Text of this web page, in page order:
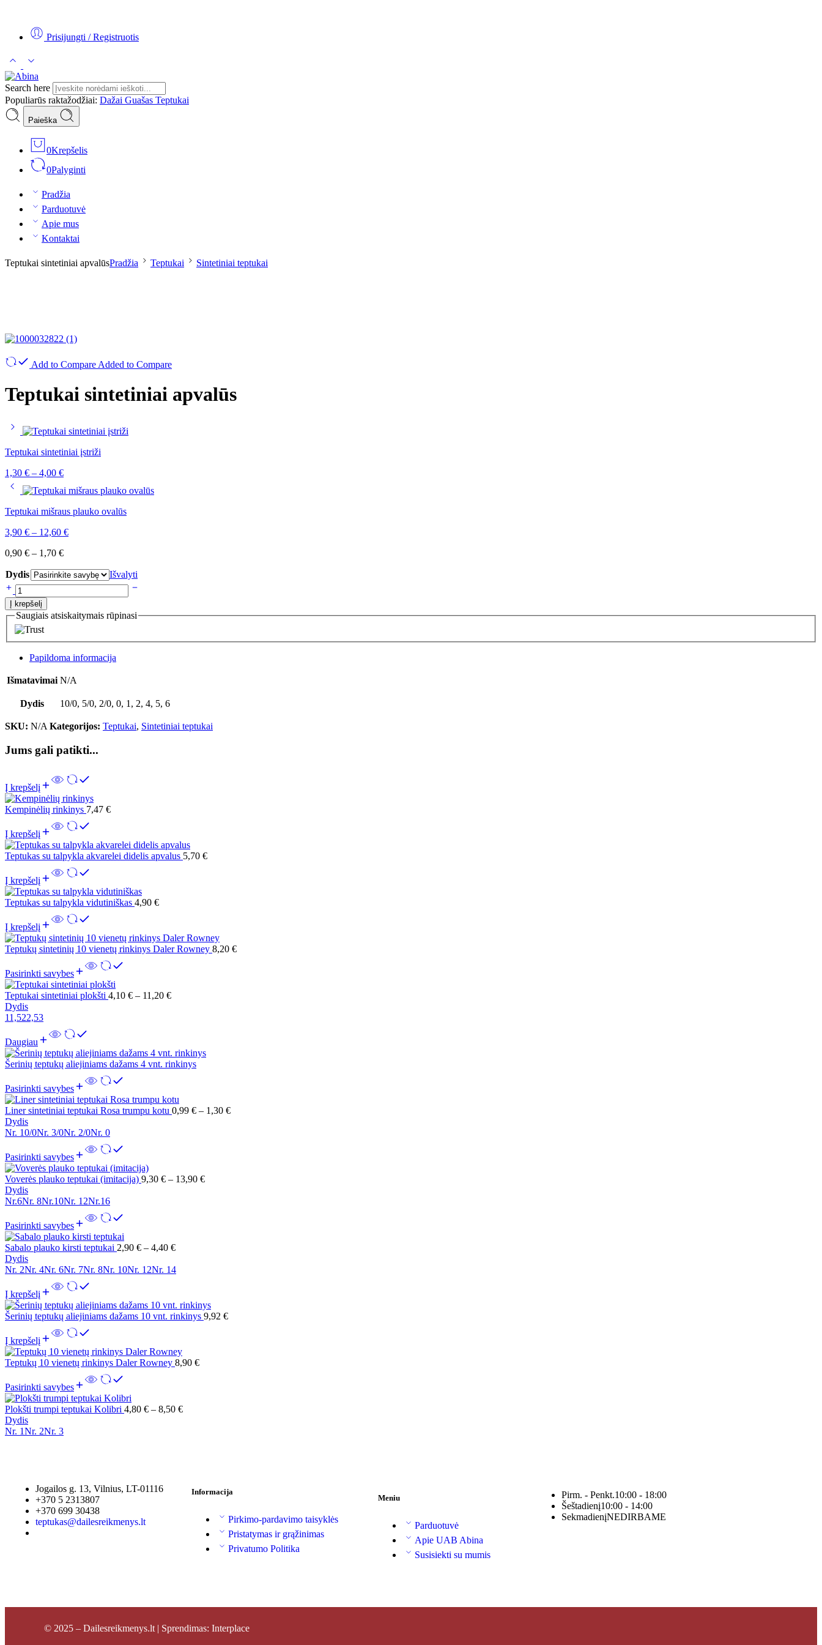
Prisijungti / Registruotis
Search here
Populiarūs raktažodžiai: Dažai Guašas Teptukai
Paieška
0Krepšelis
0Palyginti
Pradžia
Parduotuvė
Apie mus
Kontaktai
Teptukai sintetiniai apvalūsPradžia Teptukai Sintetiniai teptukai
Add to Compare Added to Compare
Teptukai sintetiniai apvalūs
Teptukai sintetiniai įstriži
1,30 € – 4,00 €
Teptukai mišraus plauko ovalūs
3,90 € – 12,60 €
0,90 € – 1,70 €
Dydis Išvalyti
Į krepšelį
Saugiais atsiskaitymais rūpinasi
Papildoma informacija
Išmatavimai N/A
Dydis 10/0, 5/0, 2/0, 0, 1, 2, 4, 5, 6
SKU: N/A Kategorijos: Teptukai, Sintetiniai teptukai
Jums gali patikti...
Į krepšelį
Kempinėlių rinkinys 7,47 €
Į krepšelį
Teptukas su talpykla akvarelei didelis apvalus 5,70 €
Į krepšelį
Teptukas su talpykla vidutiniškas 4,90 €
Į krepšelį
Teptukų sintetinių 10 vienetų rinkinys Daler Rowney 8,20 €
Pasirinkti savybes
Teptukai sintetiniai plokšti 4,10 € – 11,20 €
Dydis
11,522,53
Daugiau
Šerinių teptukų aliejiniams dažams 4 vnt. rinkinys
Pasirinkti savybes
Liner sintetiniai teptukai Rosa trumpu kotu 0,99 € – 1,30 €
Dydis
Nr. 10/0Nr. 3/0Nr. 2/0Nr. 0
Pasirinkti savybes
Voverės plauko teptukai (imitacija) 9,30 € – 13,90 €
Dydis
Nr.6Nr. 8Nr.10Nr. 12Nr.16
Pasirinkti savybes
Sabalo plauko kirsti teptukai 2,90 € – 4,40 €
Dydis
Nr. 2Nr. 4Nr. 6Nr. 7Nr. 8Nr. 10Nr. 12Nr. 14
Į krepšelį
Šerinių teptukų aliejiniams dažams 10 vnt. rinkinys 9,92 €
Į krepšelį
Teptukų 10 vienetų rinkinys Daler Rowney 8,90 €
Pasirinkti savybes
Plokšti trumpi teptukai Kolibri 4,80 € – 8,50 €
Dydis
Nr. 1Nr. 2Nr. 3
Jogailos g. 13, Vilnius, LT-01116
+370 5 2313807
+370 699 30438
teptukas@dailesreikmenys.lt
Informacija
Pirkimo-pardavimo taisyklės
Pristatymas ir grąžinimas
Privatumo Politika
Meniu
Parduotuvė
Apie UAB Abina
Susisiekti su mumis
Pirm. - Penkt.10:00 - 18:00
Šeštadienį10:00 - 14:00
SekmadienįNEDIRBAME
© 2025 – Dailesreikmenys.lt | Sprendimas: Interplace